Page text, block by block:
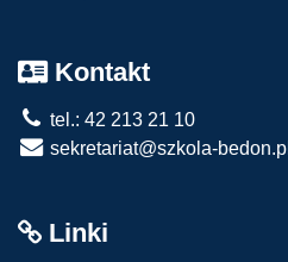
Kontakt
tel.: 42 213 21 10
sekretariat@szkola-bedon.pl
Linki